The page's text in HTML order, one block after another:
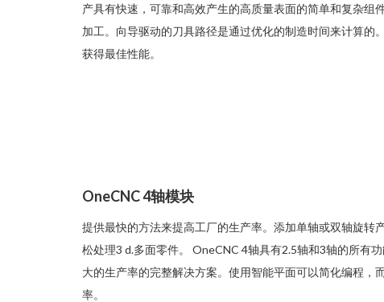
产具有快速，可靠和高效产生的高质量表面的简单和复杂组
加工。向导驱动的刀具路径是通过优化的制造时间来计算的
获得最佳性能。
OneCNC 4轴模块
提供最快的方法来提高工厂的生产率。添加单轴或双轴旋转
松处理3 d.多面零件。 OneCNC 4轴具有2.5轴和3轴的所有
大的生产率的完整解决方案。使用智能平面可以简化编程
率。